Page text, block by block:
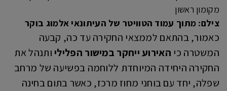
צילם: מתוך עמוד הטוויטר של העיתונאי אלמוג בוקר
כאמור, בהתאם לממצאי החקירה עד כה, קבעה
המשטרה כי האירוע ייחקר במישור הפלילי ותנהל את
החקירה היחידה המיוחדת ללוחמה בפשיעה של מרחב
שפלה, יחד עם בוחני מחוז מרכז, כאשר בתום בחינה